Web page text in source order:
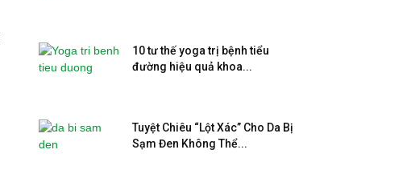
10 tư thế yoga trị bệnh tiểu
đường hiệu quả khoa...
Tuyệt Chiêu “Lột Xác” Cho Da Bị
Sạm Đen Không Thể...